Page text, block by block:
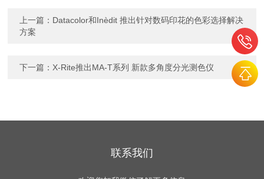
上一篇： Datacolor和Inèdit 推出针对数码印花的色彩选择解决
方案
下一篇： X-Rite推出MA-T系列 新款多角度分光测色仪
联系我们